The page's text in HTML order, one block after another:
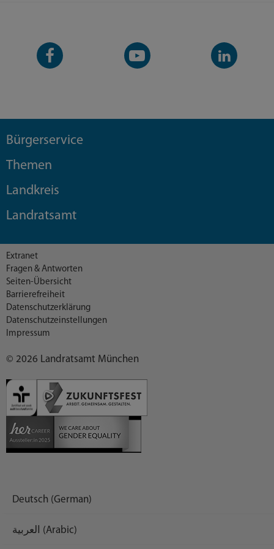
Facebook-
Seite
YouTube-
Kanal
LinkedIn-
Kanal
Bürgerservice
Themen
Landkreis
Landratsamt
© 2026 Landratsamt München
Extranet
Fragen & Antworten
Seiten-Übersicht
Barrierefreiheit
Datenschutzerklärung
Datenschutzeinstellungen
Impressum
Deutsch (German)
العربية (Arabic)